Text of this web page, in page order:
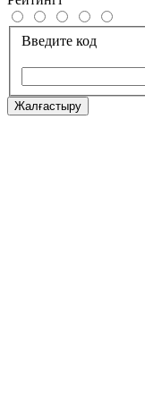
Введите код
Жалғастыру